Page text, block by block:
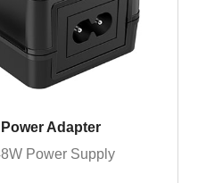
Adapter
Power Supply